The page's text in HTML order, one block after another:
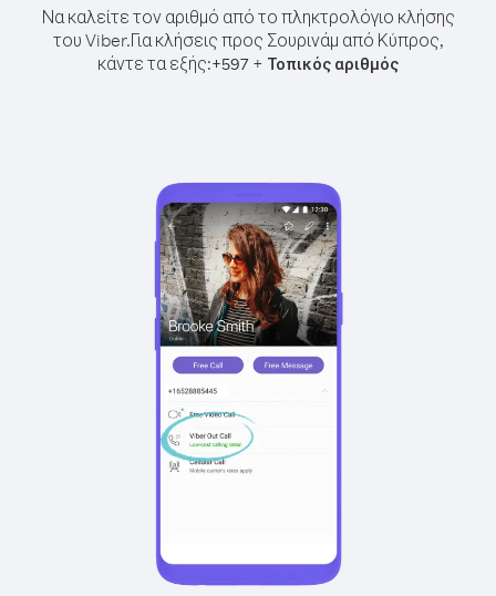
Να καλείτε τον αριθμό από το πληκτρολόγιο κλήσης
του Viber.Για κλήσεις προς Σουρινάμ από Κύπρος,
κάντε τα εξής:+597 + Τοπικός αριθμός